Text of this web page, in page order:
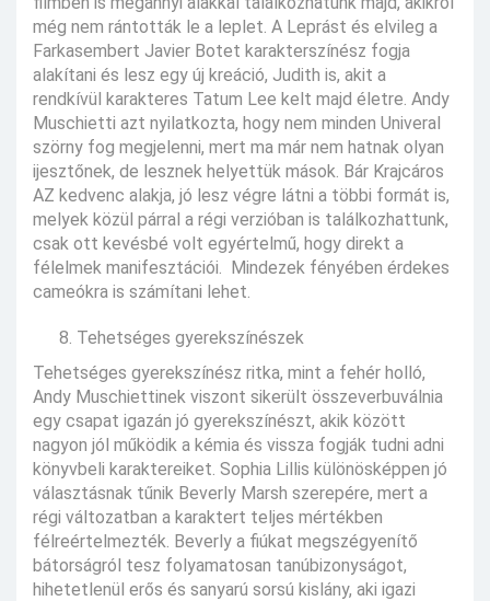
még nem rántották le a leplet. A Leprást és elvileg a
Farkasembert Javier Botet karakterszínész fogja
alakítani és lesz egy új kreáció, Judith is, akit a
rendkívül karakteres Tatum Lee kelt majd életre. Andy
Muschietti azt nyilatkozta, hogy nem minden Univeral
szörny fog megjelenni, mert ma már nem hatnak olyan
ijesztőnek, de lesznek helyettük mások. Bár Krajcáros
AZ kedvenc alakja, jó lesz végre látni a többi formát is,
melyek közül párral a régi verzióban is találkozhattunk,
csak ott kevésbé volt egyértelmű, hogy direkt a
félelmek manifesztációi. Mindezek fényében érdekes
cameókra is számítani lehet.
Tehetséges gyerekszínészek
Tehetséges gyerekszínész ritka, mint a fehér holló,
Andy Muschiettinek viszont sikerült összeverbuválnia
egy csapat igazán jó gyerekszínészt, akik között
nagyon jól működik a kémia és vissza fogják tudni adni
könyvbeli karaktereiket. Sophia Lillis különösképpen jó
választásnak tűnik Beverly Marsh szerepére, mert a
régi változatban a karaktert teljes mértékben
félreértelmezték. Beverly a fiúkat megszégyenítő
bátorságról tesz folyamatosan tanúbizonyságot,
hihetetlenül erős és sanyarú sorsú kislány, aki igazi